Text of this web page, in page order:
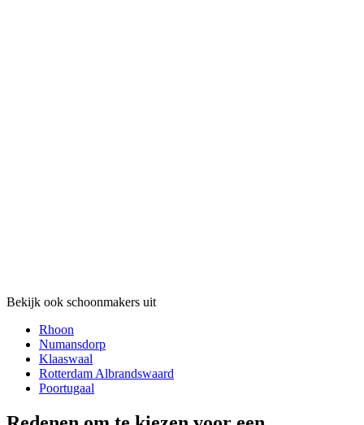
Bekijk ook schoonmakers uit
Rhoon
Numansdorp
Klaaswaal
Rotterdam Albrandswaard
Poortugaal